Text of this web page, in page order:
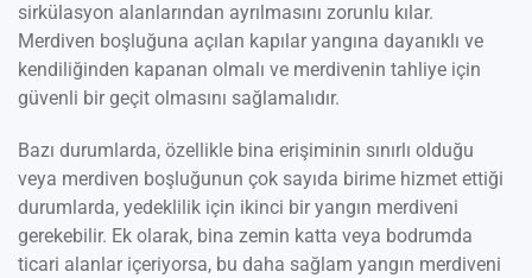
sirkülasyon alanlarından ayrılmasını zorunlu kılar.
Merdiven boşluğuna açılan kapılar yangına dayanıklı ve
kendiliğinden kapanan olmalı ve merdivenin tahliye için
güvenli bir geçit olmasını sağlamalıdır.
Bazı durumlarda, özellikle bina erişiminin sınırlı olduğu
veya merdiven boşluğunun çok sayıda birime hizmet ettiği
durumlarda, yedeklilik için ikinci bir yangın merdiveni
gerekebilir. Ek olarak, bina zemin katta veya bodrumda
ticari alanlar içeriyorsa, bu daha sağlam yangın merdiveni